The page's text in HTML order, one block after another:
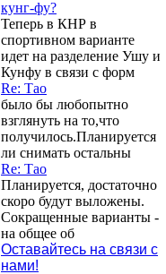
кунг-фу?
Теперь в КНР в
спортивном варианте
идет на разделение Ушу и
Кунфу в связи с форм
Re: Тао
было бы любопытно
взглянуть на то,что
получилось.Планируется
ли снимать остальны
Re: Тао
Планируется, достаточно
скоро будут выложены.
Сокращенные варианты -
на общее об
Оставайтесь на связи с
нами!